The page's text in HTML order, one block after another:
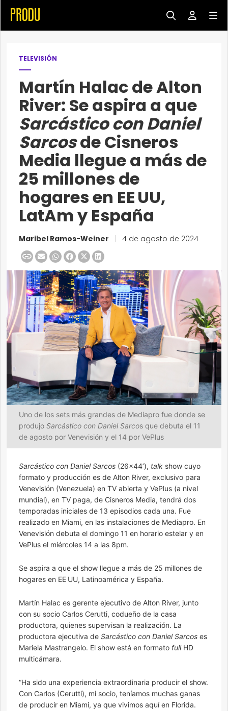
TELEVISIÓN
Martín Halac de Alton
River: Se aspira a que
Sarcástico con Daniel
Sarcosde Cisneros
Media llegue a más de
25 millones de
hogares en EE UU,
LatAm y España
Maribel Ramos-Weiner 4 de agosto de 2024
Uno de los sets más grandes de Mediapro fue donde se
produjo Sarcástico con Daniel Sarcos que debuta el 11
de agosto por Venevisión y el 14 por VePlus
Sarcástico con Daniel Sarcos (26×44’), talk show cuyo
formato y producción es de Alton River, exclusivo para
Venevisión (Venezuela) en TV abierta y VePlus (a nivel
mundial), en TV paga, de Cisneros Media, tendrá dos
temporadas iniciales de 13 episodios cada una. Fue
realizado en Miami, en las instalaciones de Mediapro. En
Venevisión debuta el domingo 11 en horario estelar y en
VePlus el miércoles 14 a las 8pm.
Se aspira a que el show llegue a más de 25 millones de
hogares en EE UU, Latinoamérica y España.
Martín Halac es gerente ejecutivo de Alton River, junto
con su socio Carlos Cerutti, codueño de la casa
productora, quienes supervisan la realización. La
productora ejecutiva de Sarcástico con Daniel Sarcos es
Mariela Mastrangelo. El show está en formato fullHD
multicámara.
“Ha sido una experiencia extraordinaria producir el show.
Con Carlos (Cerutti), mi socio, teníamos muchas ganas
de producir en Miami, ya que vivimos aquí en Florida.